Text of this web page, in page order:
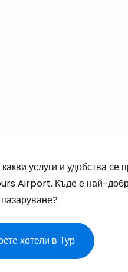
услуги и удобства се
Airport. Къде е най-
хотели в Тур